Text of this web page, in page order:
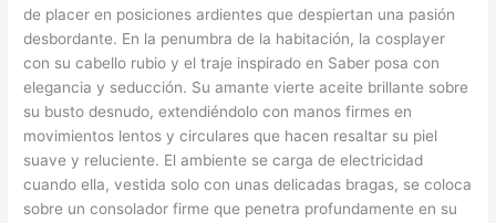
de placer en posiciones ardientes que despiertan una pasión
desbordante. En la penumbra de la habitación, la cosplayer
con su cabello rubio y el traje inspirado en Saber posa con
elegancia y seducción. Su amante vierte aceite brillante sobre
su busto desnudo, extendiéndolo con manos firmes en
movimientos lentos y circulares que hacen resaltar su piel
suave y reluciente. El ambiente se carga de electricidad
cuando ella, vestida solo con unas delicadas bragas, se coloca
sobre un consolador firme que penetra profundamente en su